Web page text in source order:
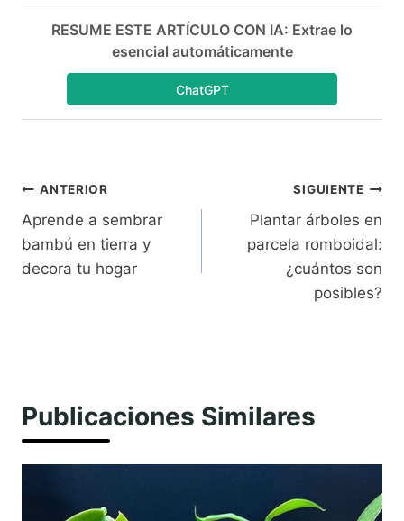
RESUME ESTE ARTÍCULO CON IA: Extrae lo
esencial automáticamente
ChatGPT
Navegación
de
entradas
ANTERIOR
Aprende a sembrar
bambú en tierra y
decora tu hogar
SIGUIENTE
Plantar árboles en
parcela romboidal:
¿cuántos son
posibles?
Publicaciones Similares